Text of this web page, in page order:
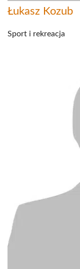
Łukasz Kozub
Sport i rekreacja